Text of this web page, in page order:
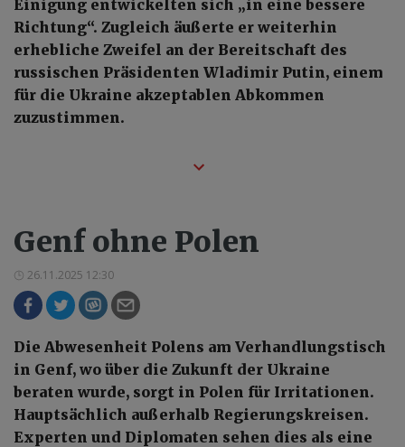
Einigung entwickelten sich „in eine bessere
Richtung“. Zugleich äußerte er weiterhin
erhebliche Zweifel an der Bereitschaft des
russischen Präsidenten Wladimir Putin, einem
für die Ukraine akzeptablen Abkommen
zuzustimmen.
Genf ohne Polen
26.11.2025 12:30
Die Abwesenheit Polens am Verhandlungstisch
in Genf, wo über die Zukunft der Ukraine
beraten wurde, sorgt in Polen für Irritationen.
Hauptsächlich außerhalb Regierungskreisen.
Experten und Diplomaten sehen dies als eine